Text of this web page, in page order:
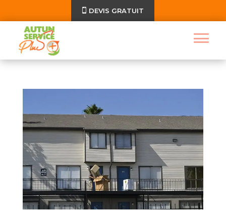
DEVIS GRATUIT